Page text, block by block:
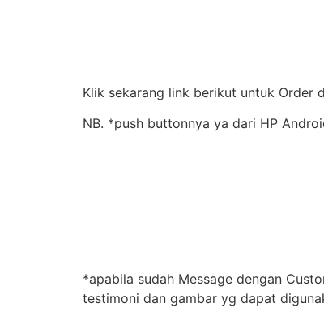
Klik sekarang link berikut untuk Order
NB. *push buttonnya ya dari HP
*apabila sudah Message dengan
testimoni dan gambar yg dapat